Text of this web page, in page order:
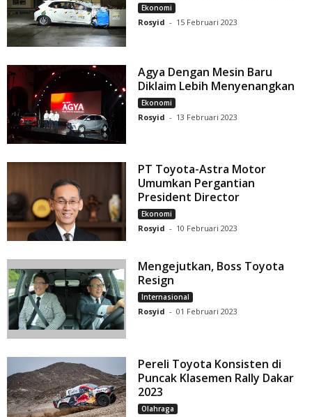
Ekonomi
Rosyid - 15 Februari 2023
Agya Dengan Mesin Baru
Diklaim Lebih Menyenangkan
Ekonomi
Rosyid - 13 Februari 2023
PT Toyota-Astra Motor
Umumkan Pergantian
President Director
Ekonomi
Rosyid - 10 Februari 2023
Mengejutkan, Boss Toyota
Resign
Internasional
Rosyid - 01 Februari 2023
Pereli Toyota Konsisten di
Puncak Klasemen Rally Dakar
2023
Olahraga